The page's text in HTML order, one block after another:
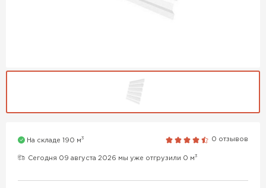
На складе 190 м3 0 отзывов
Сегодня 09 августа 2026 мы уже отгрузили 0 м3